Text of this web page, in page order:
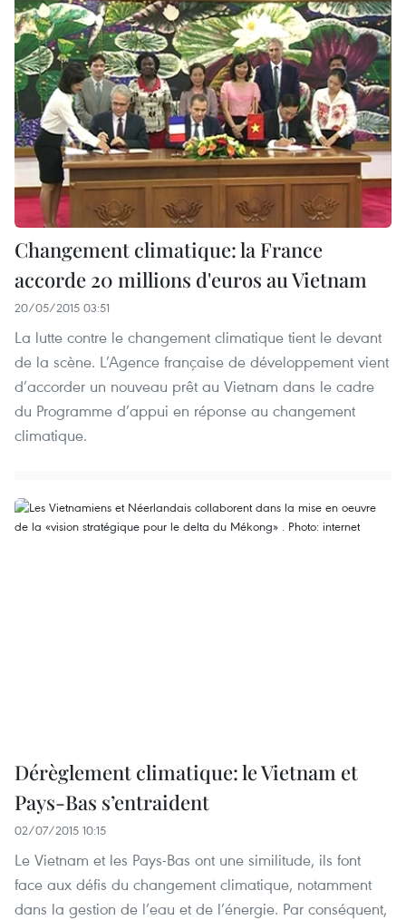
Changement climatique: la France
accorde 20 millions d'euros au Vietnam
20/05/2015 03:51
La lutte contre le changement climatique tient le devant
de la scène. L’Agence française de développement vient
d’accorder un nouveau prêt au Vietnam dans le cadre
du Programme d’appui en réponse au changement
climatique.
Dérèglement climatique: le Vietnam et
Pays-Bas s’entraident
02/07/2015 10:15
Le Vietnam et les Pays-Bas ont une similitude, ils font
face aux défis du changement climatique, notamment
dans la gestion de l’eau et de l’énergie. Par conséquent,